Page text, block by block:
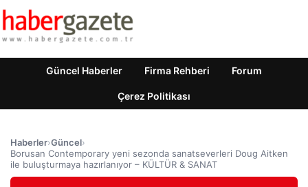
Güncel Haberler Firma Rehberi Forum
Çerez Politikası
Haberler›Güncel›
Borusan Contemporary yeni sezonda sanatseverleri Doug Aitken
ile buluşturmaya hazırlanıyor – KÜLTÜR & SANAT